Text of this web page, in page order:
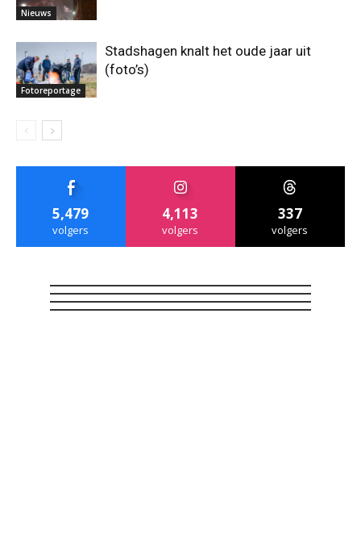
Nieuws
Fotoreportage
Stadshagen knalt het oude jaar uit
(foto’s)
5,479
volgers
4,113
volgers
337
volgers